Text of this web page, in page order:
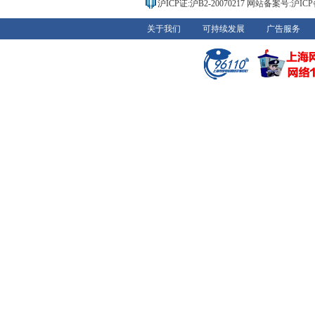
沪ICP证:沪B2-20070217 网站备案号:沪
关于我们 可持续发展 广告服务